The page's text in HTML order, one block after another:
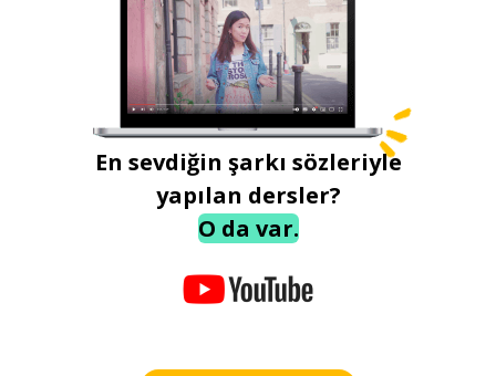
En sevdiğin şarkı sözleriyle
yapılan dersler?
O da var.